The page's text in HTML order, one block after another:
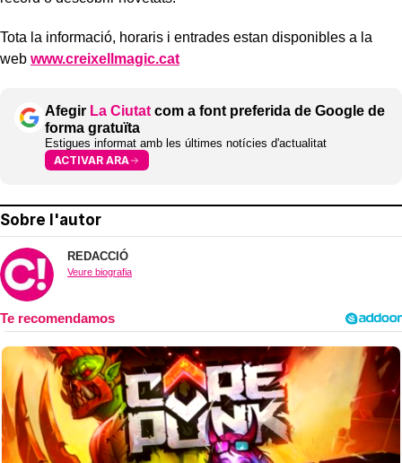
Tota la informació, horaris i entrades estan disponibles a la
web www.creixellmagic.cat
Afegir La Ciutatcom a font preferida de Google de
forma gratuïta
Estigues informat amb les últimes notícies d'actualitat
ACTIVAR ARA
Sobre l'autor
REDACCIÓ
Veure biografia